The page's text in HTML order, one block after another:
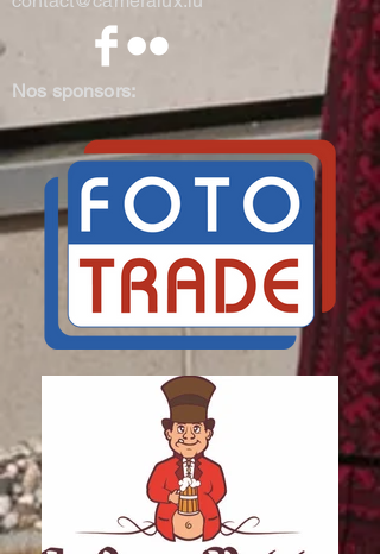
Nos sponsors: